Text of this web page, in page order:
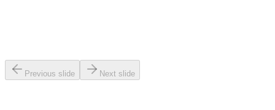
Previous slide Next slide